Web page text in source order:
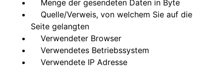
Menge der gesendeten Daten in Byte
Quelle/Verweis, von welchem Sie auf die
Seite gelangten
Verwendeter Browser
Verwendetes Betriebssystem
Verwendete IP Adresse